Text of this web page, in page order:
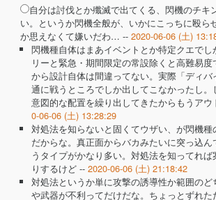
自分は討伐とか殲滅で出てくる、閃機のチキ
い。というか閃機全般が、いかにこっちに殴ら
か思えなくて嫌いだわ… -- 2020-06-06 (土)
閃機種自体はまあイベントとか特定クエで
リーと緊急・期間限定の常設除くと高難易
から設計自体は間違ってない。実際「ディ
通に戦うところでしか出してこなかったし
意図的な配置を繰り出してきたからもうア
0-06-06 (土) 13:28:29
対処法を知らないと固くてウザい、が閃機
だからな。真正面からバカみたいに突っ込
うタイプがかなり多い。対処法を知ってれ
りするけど -- 2020-06-06 (土) 21:18:42
対処法というか単に攻撃の誘導性か範囲の
や武器が不利ってだけだな。ちょっとずれ